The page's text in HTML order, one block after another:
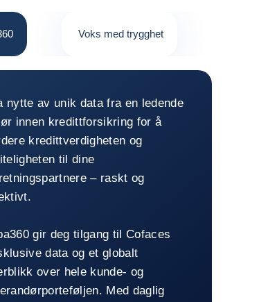
Voks med trygghet
nytte av unik data fra en ledende
innen kredittforsikring for å
kredittverdigheten og
til dine
– raskt og
gir deg tilgang til Cofaces
data og et globalt
over hele kunde- og
Med daglig